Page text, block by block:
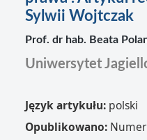
Sylwii Wojtczak
Prof. dr hab. Beata
Uniwersytet
Język artykułu: polski
Opublikowano: